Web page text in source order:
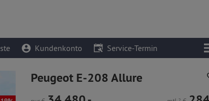
Kundenkonto Service-Termin
Peugeot E-208 Allure